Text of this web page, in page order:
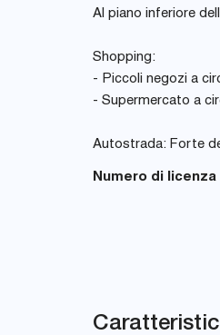
Al piano inferiore
Shopping:
- Piccoli negozi a
- Supermercato a
Autostrada: Forte
Numero di